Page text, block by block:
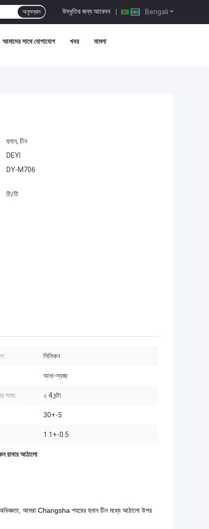
Bengali
উদ্ধৃতির জন্য আবেদন |
অনুসন্ধান
আমাদের সাথে যোগাযোগ খবর মামলা
হুনান, চীন
DEYI
DY-M706
টি/টি
সিলিকন
আধা-স্বচ্ছ
সময়: ২ 4 ঘন্টা
30+-5
1.1+-0.5
রাবার আঠালো
আমরা Changsha শহরের হুনান চীন মধ্যে আঠালো উপর